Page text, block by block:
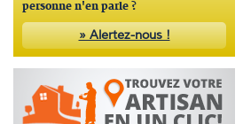
personne n'en parle ?
» Alertez-nous !